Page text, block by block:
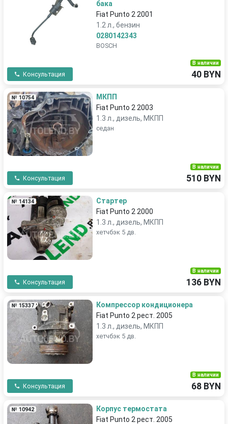
бака
Fiat Punto 2 2001
1.2 л., бензин
0280142343
BOSCH
Консультация
В наличии
40 BYN
№ 10754
МКПП
Fiat Punto 2 2003
1.3 л., дизель, МКПП
седан
Консультация
В наличии
510 BYN
№ 14134
Стартер
Fiat Punto 2 2000
1.3 л., дизель, МКПП
хетчбэк 5 дв.
Консультация
В наличии
136 BYN
№ 15337
Компрессор кондиционера
Fiat Punto 2 рест. 2005
1.3 л., дизель, МКПП
хетчбэк 5 дв.
Консультация
В наличии
68 BYN
№ 10942
Корпус термостата
Fiat Punto 2 рест. 2005